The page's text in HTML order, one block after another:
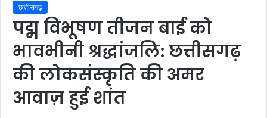
छत्तीसगढ़
पद्म विभूषण तीजन बाई को
भावभीनी श्रद्धांजलि: छत्तीसगढ़
की लोकसंस्कृति की अमर
आवाज़ हुई शांत